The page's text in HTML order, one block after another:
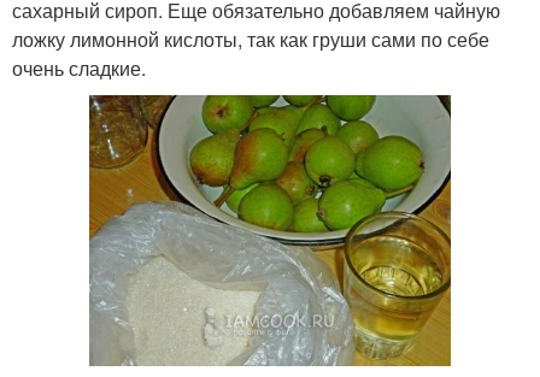
сахарный сироп. Еще обязательно добавляем чайную
ложку лимонной кислоты, так как груши сами по себе
очень сладкие.